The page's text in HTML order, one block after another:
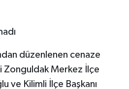
düzenlenen cenaze
Zonguldak Merkez İlçe
ve Kilimli İlçe Başkanı